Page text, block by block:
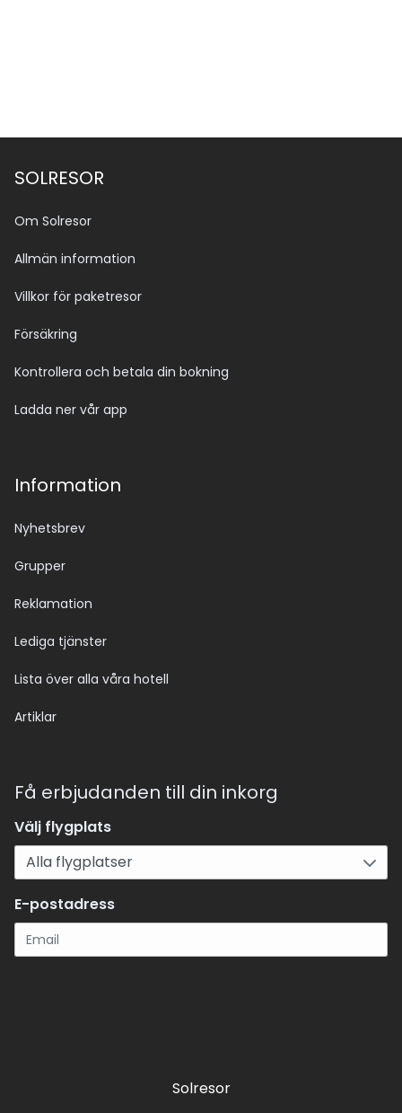
SOLRESOR
Om Solresor
Allmän information
Villkor för paketresor
Försäkring
Kontrollera och betala din bokning
Ladda ner vår app
Information
Nyhetsbrev
Grupper
Reklamation
Lediga tjänster
Lista över alla våra hotell
Artiklar
Få erbjudanden till din inkorg
Välj flygplats
E-postadress
Solresor